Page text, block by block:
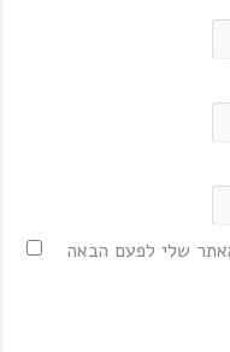
שלי לפעם הבאה